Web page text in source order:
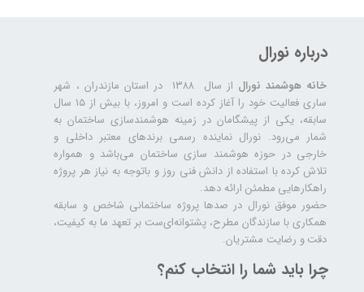
درباره نورال
خانه هوشمند نورال
از سال ۱۳۸۸ در استان مازندران ، شهر
ساری فعالیت خود را آغاز کرده است و امروز، با بیش از ۱۵ سال
سابقه، یکی از پیشگامان در زمینه هوشمندسازی ساختمان به
شمار می‌رود. نورال نماینده رسمی برندهای معتبر داخلی و
خارجی در حوزه هوشمند سازی ساختمان می‌باشد و همواره
تلاش کرده با استفاده از دانش فنی روز و باتوجه به نیاز هر پروژه
راهکارهایی مطمئن ارائه دهد.
حضور موفق نورال در صدها پروژه‌ ساختمانی شاخص و سابقه
همکاری با سازندگان مطرح، پشتوانه‌ای‌ست بر تعهد ما به کیفیت،
دقت و رضایت مشتریان.
چرا باید شما را انتخاب کنم؟